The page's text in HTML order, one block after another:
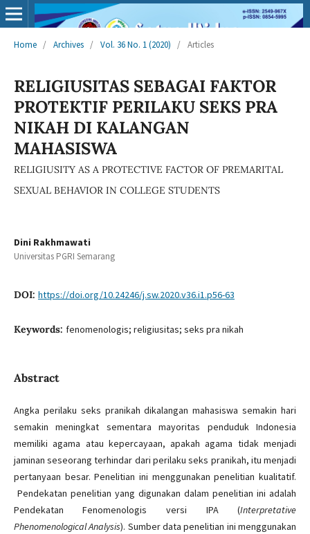
Home / Archives / Vol. 36 No. 1 (2020) / Articles
RELIGIUSITAS SEBAGAI FAKTOR
PROTEKTIF PERILAKU SEKS PRA
NIKAH DI KALANGAN
MAHASISWA
RELIGIUSITY AS A PROTECTIVE FACTOR OF PREMARITAL
SEXUAL BEHAVIOR IN COLLEGE STUDENTS
Dini Rakhmawati
Universitas PGRI Semarang
DOI: https://doi.org/10.24246/j.sw.2020.v36.i1.p56-63
Keywords: fenomenologis; religiusitas; seks pra nikah
Abstract
Angka perilaku seks pranikah dikalangan mahasiswa semakin hari
semakin meningkat sementara mayoritas penduduk Indonesia
memiliki agama atau kepercayaan, apakah agama tidak menjadi
jaminan seseorang terhindar dari perilaku seks pranikah, itu menjadi
pertanyaan besar. Penelitian ini menggunakan penelitian kualitatif.
Pendekatan penelitian yang digunakan dalam penelitian ini adalah
Pendekatan Fenomenologis versi IPA (Interpretative
Phenomenological Analysis). Sumber data penelitian ini menggunakan